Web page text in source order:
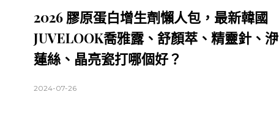
2026 膠原蛋白增生劑懶人包，最新韓國
JUVELOOK喬雅露、舒顏萃、精靈針、洢
蓮絲、晶亮瓷打哪個好？
2024-07-26